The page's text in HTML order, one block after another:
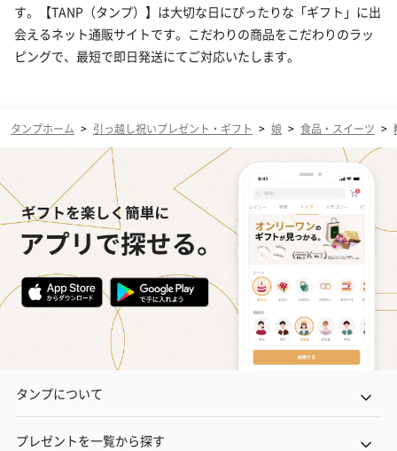
す。【TANP（タンプ）】は大切な日にぴったりな「ギフト」に出
会えるネット通販サイトです。こだわりの商品をこだわりのラッ
ピングで、最短で即日発送にてご対応いたします。
タンプホーム > 引っ越し祝いプレゼント・ギフト > 娘 > 食品・スイーツ >
タンプについて
プレゼントを一覧から探す